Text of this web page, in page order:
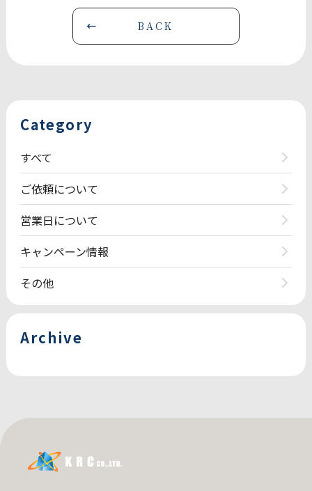
BACK
Category
すべて
ご依頼について
営業日について
キャンペーン情報
その他
Archive